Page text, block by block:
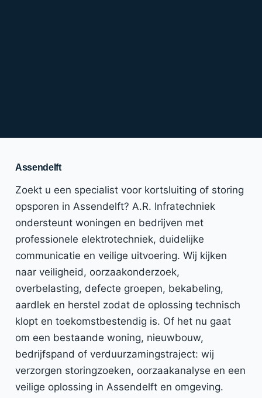
Assendelft
Zoekt u een specialist voor kortsluiting of storing
opsporen in Assendelft? A.R. Infratechniek
ondersteunt woningen en bedrijven met
professionele elektrotechniek, duidelijke
communicatie en veilige uitvoering. Wij kijken
naar veiligheid, oorzaakonderzoek,
overbelasting, defecte groepen, bekabeling,
aardlek en herstel zodat de oplossing technisch
klopt en toekomstbestendig is. Of het nu gaat
om een bestaande woning, nieuwbouw,
bedrijfspand of verduurzamingstraject: wij
verzorgen storingzoeken, oorzaakanalyse en een
veilige oplossing in Assendelft en omgeving.